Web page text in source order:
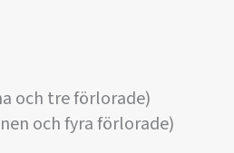
och tre förlorade)
och fyra förlorade)